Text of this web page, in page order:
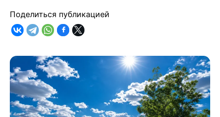
Поделиться публикацией